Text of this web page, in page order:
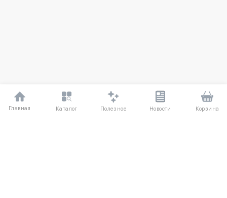
Главная Каталог Полезное Новости Корзина